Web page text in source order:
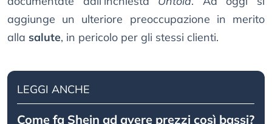
aggiunge un ulteriore preoccupazione in merito
alla salute, in pericolo per gli stessi clienti.
LEGGI ANCHE
Come fa Shein ad avere prezzi così bassi?